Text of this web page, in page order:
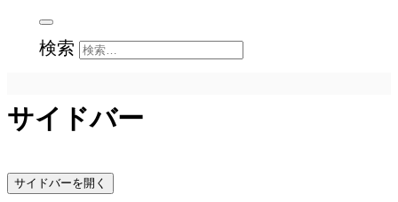
検索
サイドバー
サイドバーを開く